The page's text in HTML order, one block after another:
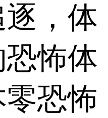
，体
怖体
恐怖